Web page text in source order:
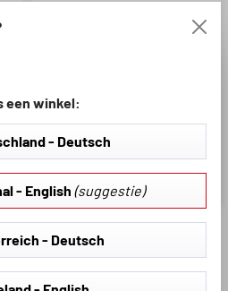
Standaardmodel: 600 g/m2
tapijtdikte, totale hoogte 5 mm
- poolhoogte 3,5 mm
€ 35,97 € 59,95
1903 tevreden en bouwt
Met een uitgebreide
een winkel:
- Deutsch
- English (suggestie)
- Deutsch